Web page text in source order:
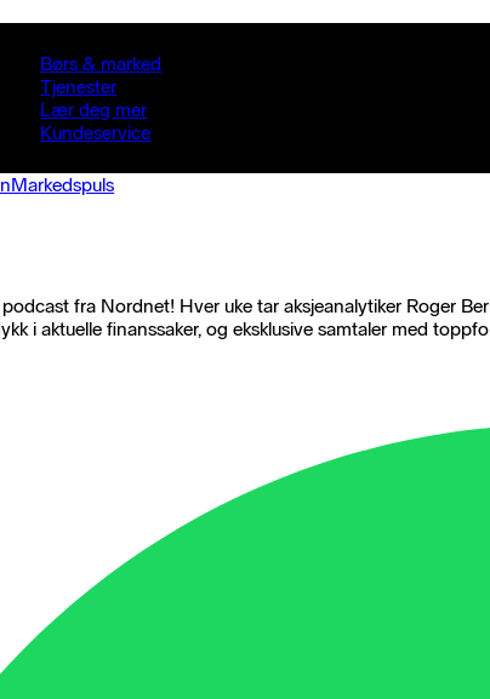
Børs & marked
Tjenester
Lær deg mer
Kundeservice
Markedspuls
fra Nordnet! Hver uke tar aksjeanalytiker Roger
i aktuelle finanssaker, og eksklusive samtaler med